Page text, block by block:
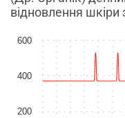
відновлення
200
400
600